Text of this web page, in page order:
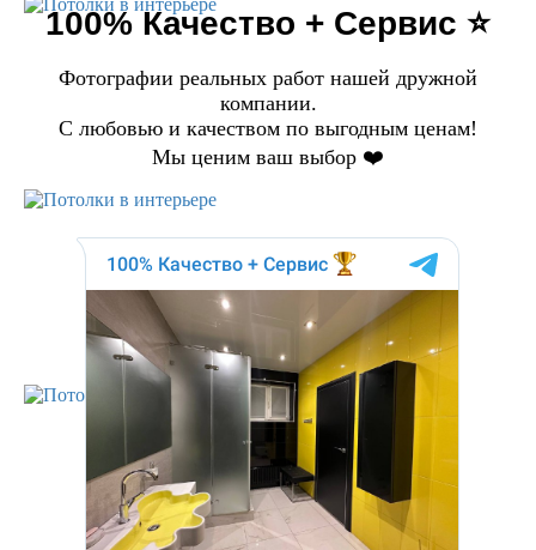
100% Качество + Сервис ⭐️
Фотографии реальных работ нашей дружной
компании.
С любовью и качеством по выгодным ценам!
Мы ценим ваш выбор ❤️